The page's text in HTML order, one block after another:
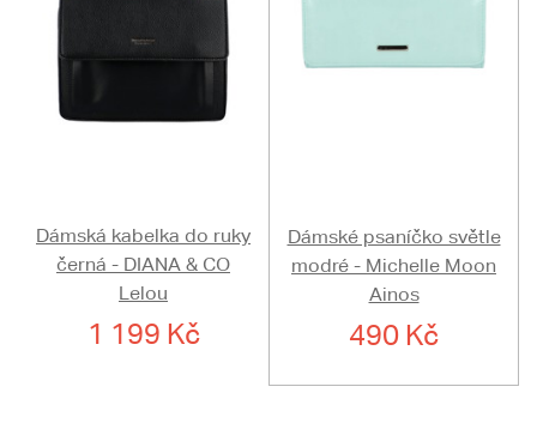
Dámská kabelka do ruky
černá - DIANA & CO
Lelou
1 199 Kč
Dámské psaníčko světle
modré - Michelle Moon
Ainos
490 Kč